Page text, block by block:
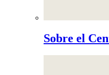
Sobre el